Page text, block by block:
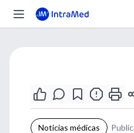
Noticias médicas